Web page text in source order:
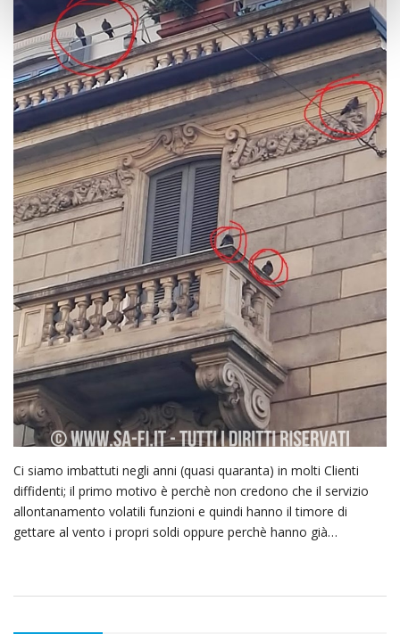
Ci siamo imbattuti negli anni (quasi quaranta) in molti Clienti
diffidenti; il primo motivo è perchè non credono che il servizio
allontanamento volatili funzioni e quindi hanno il timore di
gettare al vento i propri soldi oppure perchè hanno già…